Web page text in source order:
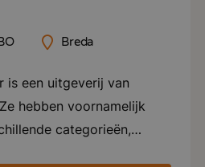
Breda
is een uitgeverij van
hebben voornamelijk
categorieën,